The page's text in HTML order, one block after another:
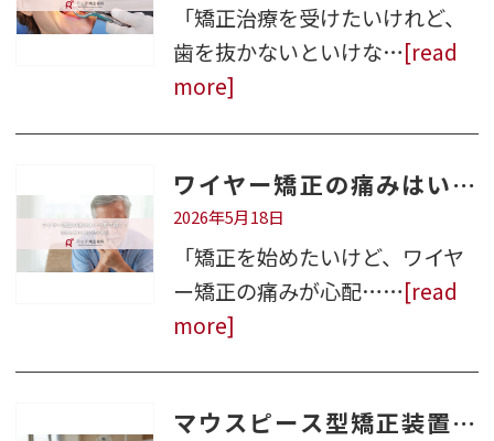
「矯正治療を受けたいけれど、
歯を抜かないといけな…[read
more]
ワイヤー矯正の痛みはいつまで続く？原因と和らげる方法を解説
2026年5月18日
「矯正を始めたいけど、ワイヤ
ー矯正の痛みが心配……[read
more]
マウスピース型矯正装置の後戻りとリテーナーの役割とは